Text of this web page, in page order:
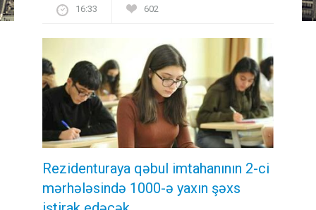
16:33 602
Rezidenturaya qəbul imtahanının 2-ci
mərhələsində 1000-ə yaxın şəxs